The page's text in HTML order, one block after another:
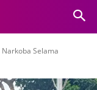
Narkoba Selama